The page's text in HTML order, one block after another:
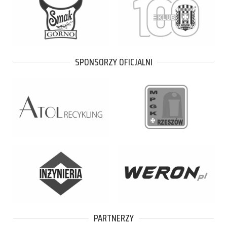
SPONSORZY OFICJALNI
PARTNERZY